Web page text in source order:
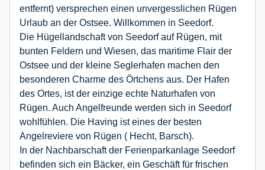
entfernt) versprechen einen unvergesslichen Rügen
Urlaub an der Ostsee. Willkommen in Seedorf.
Die Hügellandschaft von Seedorf auf Rügen, mit
bunten Feldern und Wiesen, das maritime Flair der
Ostsee und der kleine Seglerhafen machen den
besonderen Charme des Örtchens aus. Der Hafen
des Ortes, ist der einzige echte Naturhafen von
Rügen. Auch Angelfreunde werden sich in Seedorf
wohlfühlen. Die Having ist eines der besten
Angelreviere von Rügen ( Hecht, Barsch).
In der Nachbarschaft der Ferienparkanlage Seedorf
befinden sich ein Bäcker, ein Geschäft für frischen